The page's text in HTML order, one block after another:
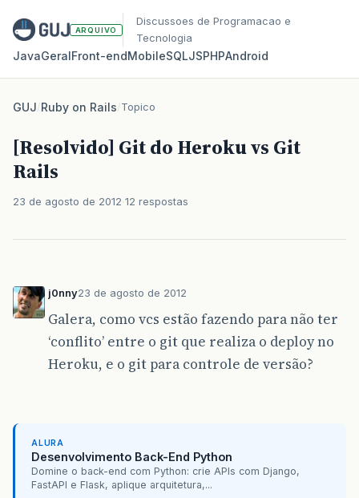
ARQUIVO
Discussoes de Programacao e
Tecnologia
JavaGeralFront‑endMobileSQLJSPHPAndroid
GUJ/Ruby on Rails/Topico
[Resolvido] Git do Heroku vs Git
Rails
23 de agosto de 2012 12 respostas
j0nny23 de agosto de 2012
Galera, como vcs estão fazendo para não ter
‘conflito’ entre o git que realiza o deploy no
Heroku, e o git para controle de versão?
ALURA
Desenvolvimento Back-End Python
Domine o back-end com Python: crie APIs com Django,
FastAPI e Flask, aplique arquitetura,...